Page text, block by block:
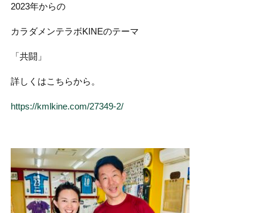
2023年からの
カラダメンテラボKINEのテーマ
「共闘」
詳しくはこちらから。
https://kmlkine.com/27349-2/